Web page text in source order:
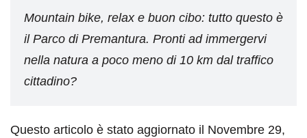
Mountain bike, relax e buon cibo: tutto questo è
il Parco di Premantura. Pronti ad immergervi
nella natura a poco meno di 10 km dal traffico
cittadino?
Questo articolo è stato aggiornato il Novembre 29,